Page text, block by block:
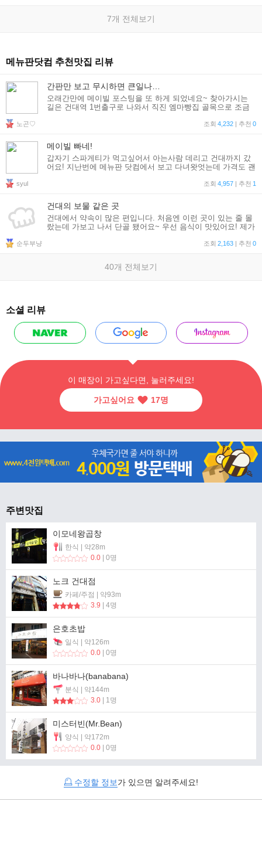
7개 전체보기
메뉴판닷컴 추천맛집 리뷰
오래간만에 메이빌 포스팅을 또 하게 되었네요~ 찾아가시는
길은 건대역 1번출구로 나와서 직진 엠마빵집 골목으로 조금
꽃 화원 옆에 잇어요 ㅎㅎ 간판은 정말 .. 여기가 음식점이
노곤♡ 조회 4,232 | 추천 0
메이빌 빠네!
갑자기 스파게티가 먹고싶어서 아는사람 데리고 건대까지 갔
어요! 지난번에 메뉴판 닷컴에서 보고 다녀왓엇는데 가격도 괜
둥절 했지만 들어가니까 분위기가 전혀 달라서 신기해 하더라
syul 조회 4,957 | 추천 1
건대의 보물 같은 곳
건대에서 약속이 많은 편입니다. 처음엔 이런 곳이 있는 줄 몰
랐는데 가보고 나서 단골 됐어요~ 우선 음식이 맛있어요! 제가
이죠?ㅋㅋ 크림소스의 고소하고 진한 맛이 좋고 빵과 함께 먹
순두부냥 조회 2,163 | 추천 0
40개 전체보기
소셜 리뷰
이 매장이 가고싶다면, 눌러주세요!
가고싶어요 17명
주변맛집
이모네왕곱창
한식 | 약28m
0.0 | 0명
노크 건대점
카페/주점 | 약93m
3.9 | 4명
은호초밥
일식 | 약126m
0.0 | 0명
바나바나(banabana)
분식 | 약144m
3.0 | 1명
미스터빈(Mr.Bean)
양식 | 약172m
0.0 | 0명
수정할 정보가 있으면 알려주세요!